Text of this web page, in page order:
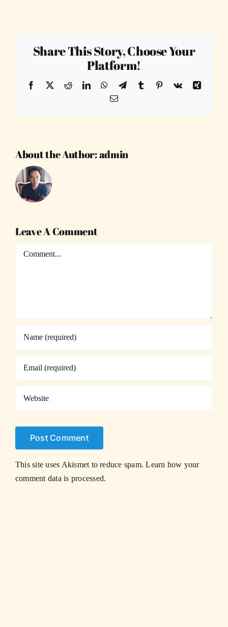
Share This Story, Choose Your
Platform!
Facebook
X RedditLinkedInWhatsApp
TelegramTumblr Pinterest
Vk
Xing
Email
About the Author:admin
Leave A Comment
Comment
This site uses Akismet to reduce spam.Learn how your
comment data is processed.